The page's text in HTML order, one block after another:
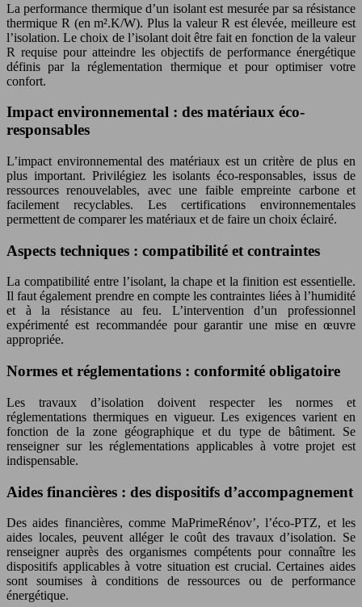
La performance thermique d’un isolant est mesurée par sa résistance
thermique R (en m².K/W). Plus la valeur R est élevée, meilleure est
l’isolation. Le choix de l’isolant doit être fait en fonction de la valeur
R requise pour atteindre les objectifs de performance énergétique
définis par la réglementation thermique et pour optimiser votre
confort.
Impact environnemental : des matériaux éco-
responsables
L’impact environnemental des matériaux est un critère de plus en
plus important. Privilégiez les isolants éco-responsables, issus de
ressources renouvelables, avec une faible empreinte carbone et
facilement recyclables. Les certifications environnementales
permettent de comparer les matériaux et de faire un choix éclairé.
Aspects techniques : compatibilité et contraintes
La compatibilité entre l’isolant, la chape et la finition est essentielle.
Il faut également prendre en compte les contraintes liées à l’humidité
et à la résistance au feu. L’intervention d’un professionnel
expérimenté est recommandée pour garantir une mise en œuvre
appropriée.
Normes et réglementations : conformité obligatoire
Les travaux d’isolation doivent respecter les normes et
réglementations thermiques en vigueur. Les exigences varient en
fonction de la zone géographique et du type de bâtiment. Se
renseigner sur les réglementations applicables à votre projet est
indispensable.
Aides financières : des dispositifs d’accompagnement
Des aides financières, comme MaPrimeRénov’, l’éco-PTZ, et les
aides locales, peuvent alléger le coût des travaux d’isolation. Se
renseigner auprès des organismes compétents pour connaître les
dispositifs applicables à votre situation est crucial. Certaines aides
sont soumises à conditions de ressources ou de performance
énergétique.